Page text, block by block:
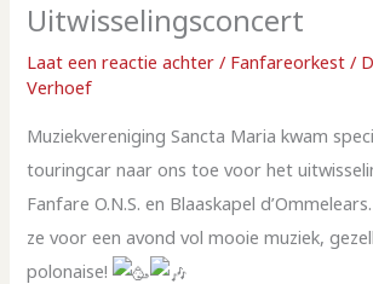
Uitwisselingsconcert
Laat een reactie achter / Fanfareorkest/
Verhoef
Muziekvereniging Sancta Maria kwam
touringcar naar ons toe voor het
Fanfare O.N.S. en Blaaskapel
ze voor een avond vol mooie muziek,
polonaise!